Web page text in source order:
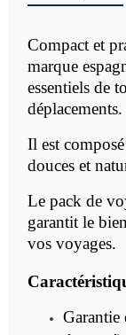
Compact et
marque
essentiels de
déplacements.
Il est
douces et
Le pack de
garantit le
vos voyages.
Garantie